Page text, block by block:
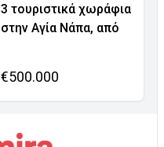
3 τουριστικά χωράφια
στην Αγία Νάπα, από
€500.000